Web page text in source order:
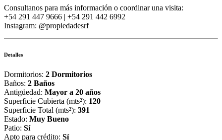
Consultanos para más información o coordinar una visita:
+54 291 447 9666 | +54 291 442 6992
Instagram: @propiedadesrf
Detalles
Dormitorios: 2 Dormitorios
Baños: 2 Baños
Antigüedad: Mayor a 20 años
Superficie Cubierta (mts²): 120
Superficie Total (mts²): 391
Estado: Muy Bueno
Patio: Sí
Apto para crédito: Sí